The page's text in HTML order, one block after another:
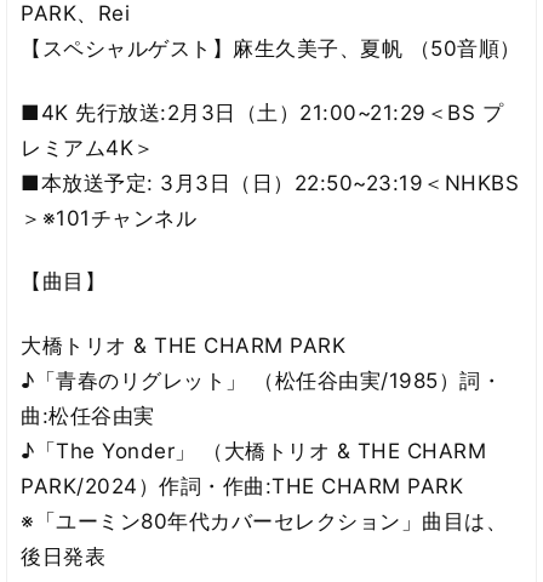
PARK、Rei
【スペシャルゲスト】麻生久美子、夏帆 （50音順）
■4K 先行放送:2月3日（土）21:00~21:29＜BS プ
レミアム4K＞
■本放送予定: 3月3日（日）22:50~23:19＜NHKBS
＞※101チャンネル
【曲目】
大橋トリオ & THE CHARM PARK
♪「青春のリグレット」 （松任谷由実/1985）詞・
曲:松任谷由実
♪「The Yonder」 （大橋トリオ & THE CHARM
PARK/2024）作詞・作曲:THE CHARM PARK
※「ユーミン80年代カバーセレクション」曲目は、
後日発表